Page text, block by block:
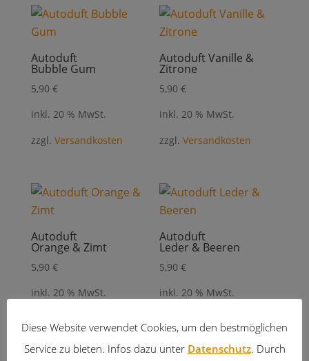
absteigend
Autoduft
Bubble Gum
5,90 €
inkl. 20 % MwSt.
zzgl. Versandkosten
Autoduft Vanille &
Zitrone
5,90€
inkl. 20 % MwSt.
zzgl.Versandkosten
Autoduft
Orange & Zimt
5,90 €
inkl. 20 % MwSt.
Autoduft
Leder & Beeren
5,90€
inkl. 20 % MwSt.
Diese Website verwendet Cookies, um den bestmöglichen
Service zu bieten. Infos dazu unter Datenschutz. Durch